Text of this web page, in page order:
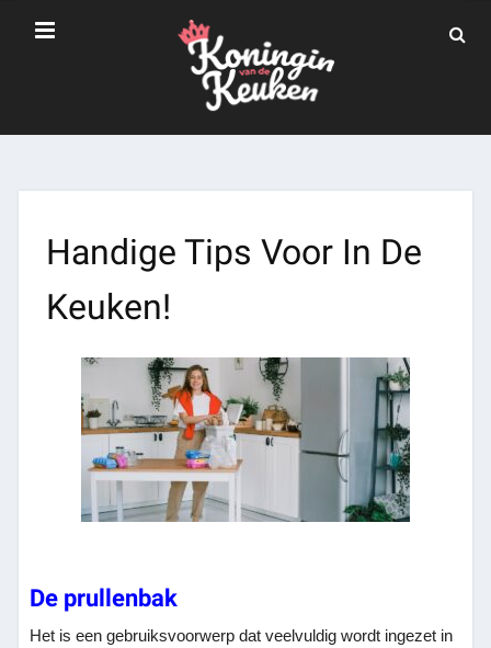
Handige Tips Voor In De
Keuken!
De prullenbak
Het is een gebruiksvoorwerp dat veelvuldig wordt ingezet in